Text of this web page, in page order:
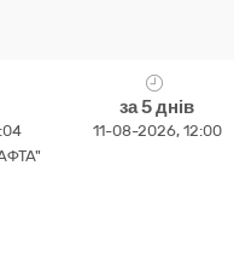
за 5 днів
11-08-2026, 12:00